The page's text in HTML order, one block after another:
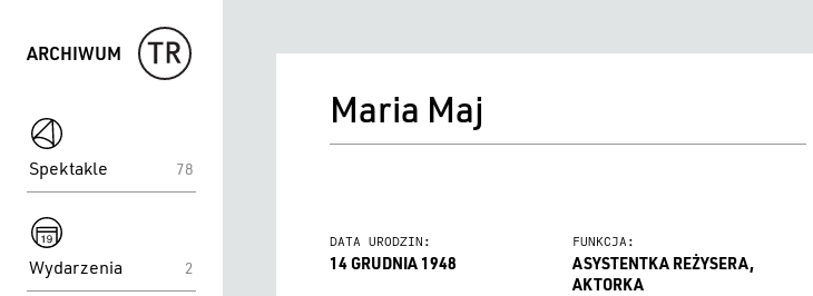
ARCHIWUM
Spektakle 78
Wydarzenia 2
Maria Maj
DATA URODZIN:
14 GRUDNIA 1948
FUNKCJA:
ASYSTENTKA REŻYSERA,
AKTORKA